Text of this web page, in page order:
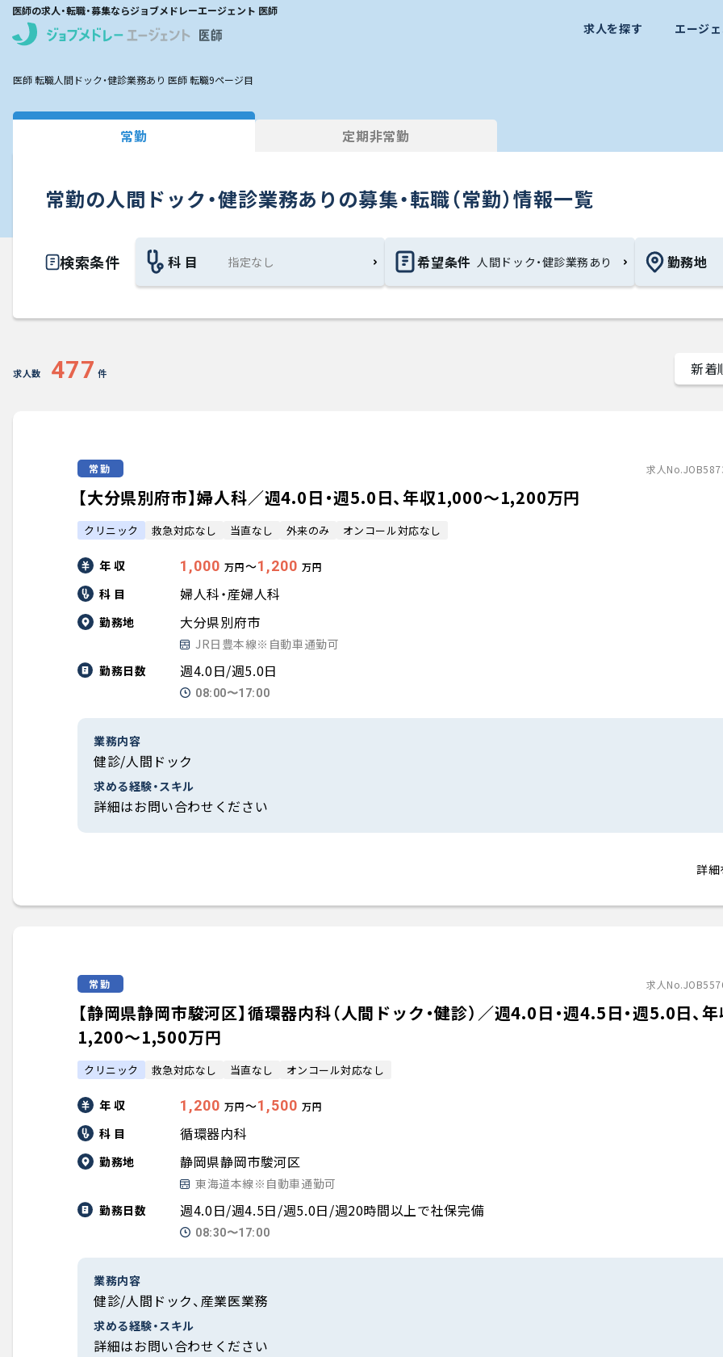
医師の求人・転職・募集ならジョブメドレーエージェント 医師
求人を探す エージ
医師 転職人間ドック・健診業務あり 医師 転職9ページ目
常勤 定期非常勤
常勤の人間ドック・健診業務ありの募集・転職（常勤）情報一覧
検索条件 科 目 希望条件 人間ドック・健診業務あり 勤務地
求人数 477 件
常勤 求人
【大分県別府市】婦人科／週4.0日・週5.0日、年収1,000〜1,200万円
クリニック 救急対応なし 当直なし 外来のみ オンコール対応なし
年 収 1,000 万円〜1,200 万円
科 目 婦人科・産婦人科
勤務地 大分県別府市
JR日豊本線※自動車通勤可
勤務日数
週4.0日/週5.0日
08:00〜17:00
業務内容
健診/人間ドック
求める経験・スキル
詳細はお問い合わせください
詳
常勤 求人
【静岡県静岡市駿河区】循環器内科（人間ドック・健診）／週4.0日・週4.5日・週5.0日、
1,200〜1,500万円
クリニック 救急対応なし 当直なし オンコール対応なし
年 収 1,200 万円〜1,500 万円
科 目 循環器内科
勤務地 静岡県静岡市駿河区
東海道本線※自動車通勤可
勤務日数
週4.0日/週4.5日/週5.0日/週20時間以上で社保完備
08:30〜17:00
業務内容
健診/人間ドック、産業医業務
求める経験・スキル
詳細はお問い合わせください